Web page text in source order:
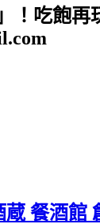
！吃飽再
餐酒館